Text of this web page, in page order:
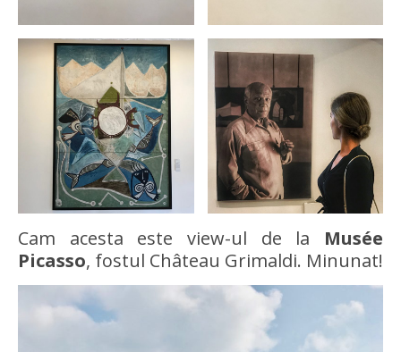
Cam acesta este view-ul de la Musée
Picasso, fostul Château Grimaldi. Minunat!